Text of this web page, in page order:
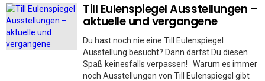
Till Eulenspiegel Ausstellungen –
aktuelle und vergangene
Du hast noch nie eine Till Eulenspiegel
Ausstellung besucht? Dann darfst Du diesen
Spaß keinesfalls verpassen! Warum es immer
noch Ausstellungen von Till Eulenspiegel gibt